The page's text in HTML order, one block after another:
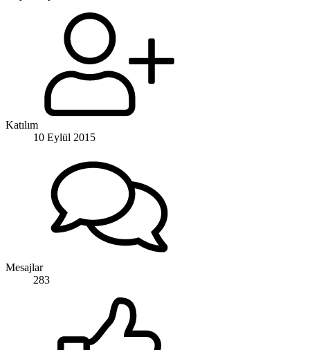
Katılım
10 Eylül 2015
Mesajlar
283